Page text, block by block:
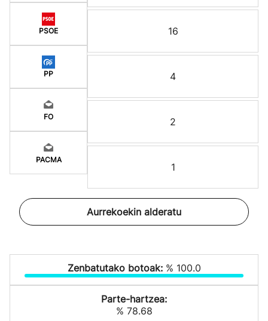
PSOE
PP
FO
PACMA
16
4
2
1
Aurrekoekin alderatu
Zenbatutako botoak: % 100.0
Parte-hartzea:
% 78.68